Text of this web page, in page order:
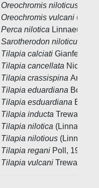
Oreochromis niloticus
Oreochromis vulcani
Perca nilotica Linnaeus,
Sarotherodon niloticus
Tilapia calciati Gianferrari,
Tilapia cancellata Nichols,
Tilapia crassispina
Tilapia eduardiana
Tilapia esduardiana
Tilapia inducta Trewavas,
Tilapia nilotica (Linnaeus,
Tilapia nilotious
Tilapia regani Poll, 1932
Tilapia vulcani Trewavas,